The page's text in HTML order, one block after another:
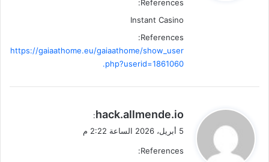
References:
Instant Casino
References:
https://gaiaathome.eu/gaiaathome/show_user
.php?userid=1861060
ي
ل
hack.allmende.io
:
5 أبريل، 2026 الساعة 2:22 م
References: